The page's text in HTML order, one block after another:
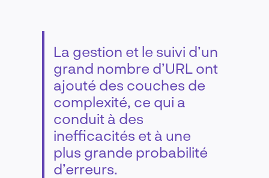
La gestion et le suivi d’un
grand nombre d’URL ont
ajouté des couches de
complexité, ce qui a
conduit à des
inefficacités et à une
plus grande probabilité
d’erreurs.